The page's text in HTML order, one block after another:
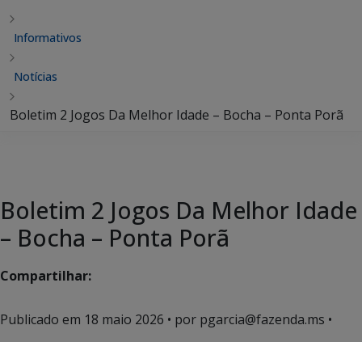
Informativos
Notícias
Boletim 2 Jogos Da Melhor Idade – Bocha – Ponta Porã
Boletim 2 Jogos Da Melhor Idade
– Bocha – Ponta Porã
Compartilhar:
Publicado em 18 maio 2026 • por pgarcia@fazenda.ms •